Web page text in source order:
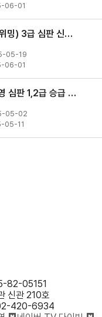
06-01
2025년도 수영(아티스틱스위밍) 3급 심판 신규 강습회
05-19
06-01
2025년도 대한수영연맹 경영 심판 1,2급 승급 강습회
05-02
05-11
82-05151
신관 210호
420-6934